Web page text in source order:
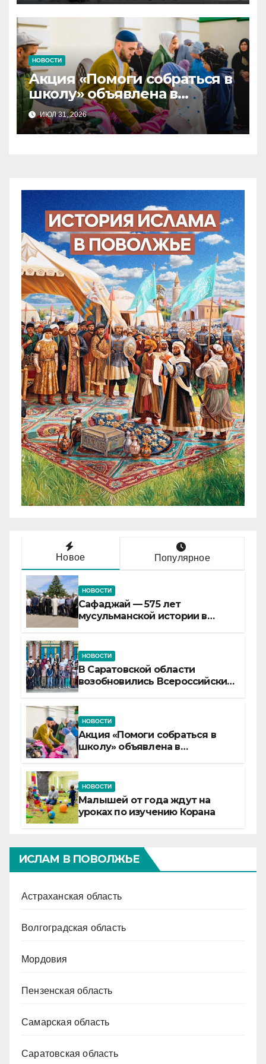
НОВОСТИ
Акция «Помоги собраться в
школу» объявлена в
Татарстане
ИЮЛ 31, 2026
Новое Популярное
НОВОСТИ
Сафаджай — 575 лет
мусульманской истории в
НОВОСТИ
В Саратовской области
возобновились Всероссийские
НОВОСТИ
Акция «Помоги собраться в
школу» объявлена в
НОВОСТИ
Малышей от года ждут на
уроках по изучению Корана
ИСЛАМ В ПОВОЛЖЬЕ
Астраханская область
Волгоградская область
Мордовия
Пензенская область
Самарская область
Саратовская область